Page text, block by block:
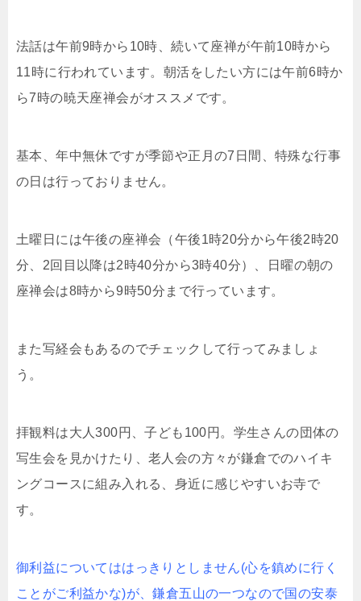
法話は午前9時から10時、続いて座禅が午前10時から
11時に行われています。朝活をしたい方には午前6時か
ら7時の暁天座禅会がオススメです。
基本、年中無休ですが季節や正月の7日間、特殊な行事
の日は行っておりません。
土曜日には午後の座禅会（午後1時20分から午後2時20
分、2回目以降は2時40分から3時40分）、日曜の朝の
座禅会は8時から9時50分まで行っています。
また写経会もあるのでチェックして行ってみましょ
う。
拝観料は大人300円、子ども100円。学生さんの団体の
写生会を見かけたり、老人会の方々が鎌倉でのハイキ
ングコースに組み入れる、身近に感じやすいお寺で
す。
御利益についてははっきりとしません(心を鎮めに行く
ことがご利益かな)が、鎌倉五山の一つなので国の安泰